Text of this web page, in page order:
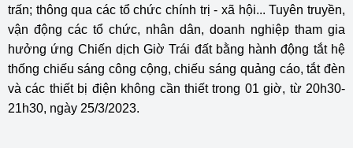
trấn; thông qua các tổ chức chính trị - xã hội... Tuyên truyền,
vận động các tổ chức, nhân dân, doanh nghiệp tham gia
hưởng ứng Chiến dịch Giờ Trái đất bằng hành động tắt hệ
thống chiếu sáng công cộng, chiếu sáng quảng cáo, tắt đèn
và các thiết bị điện không cần thiết trong 01 giờ, từ 20h30-
21h30, ngày 25/3/2023.